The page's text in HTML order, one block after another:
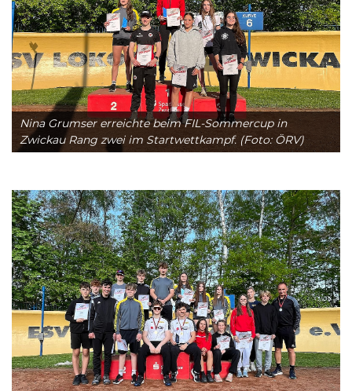
Nina Grumser erreichte beim FIL-Sommercup in
Zwickau Rang zwei im Startwettkampf. (Foto: ÖRV)